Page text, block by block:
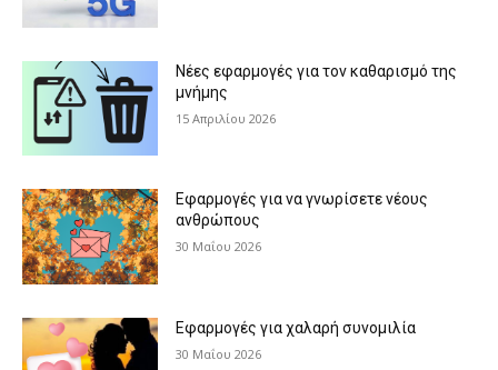
Νέες εφαρμογές για τον καθαρισμό της
μνήμης
15 Απριλίου 2026
Εφαρμογές για να γνωρίσετε νέους
ανθρώπους
30 Μαΐου 2026
Εφαρμογές για χαλαρή συνομιλία
30 Μαΐου 2026